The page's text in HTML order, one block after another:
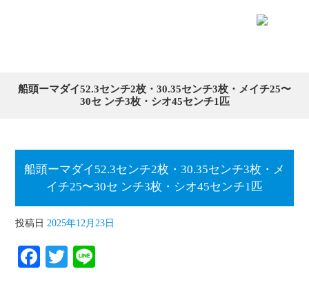
船頭ーマダイ52.3センチ2枚・30.35センチ3枚・メイチ25〜
30セ ンチ3枚・シオ45センチ1匹
船頭ーマダイ52.3センチ2枚・30.35センチ3枚・メ
イチ25〜30セ ンチ3枚・シオ45センチ1匹
投稿日 2025年12月23日
Fa T